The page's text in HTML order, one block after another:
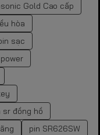
Gold Cao cấp
hòa
sạc
sr đồng hồ
pin SR626SW